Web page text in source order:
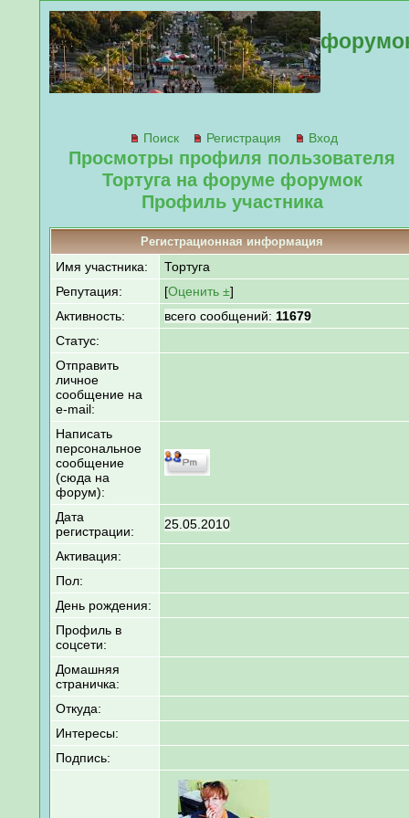
Поиск Регистрация Вход
Просмотры профиля пользователя
Тортуга на форуме форумок
Профиль участника
Регистрационная информация
Имя участника:
Тортуга
Репутация:
[Оценить ±]
Активность:
всего сообщений: 11679
Статус:
Отправить
личное
сообщение на
e-mail:
Написать
персональное
сообщение
(сюда на
форум):
Дата
регистрации:
25.05.2010
Активация:
Пол:
День рождения:
Профиль в
соцсети:
Домашняя
страничка:
Откуда:
Интересы:
Подпись: